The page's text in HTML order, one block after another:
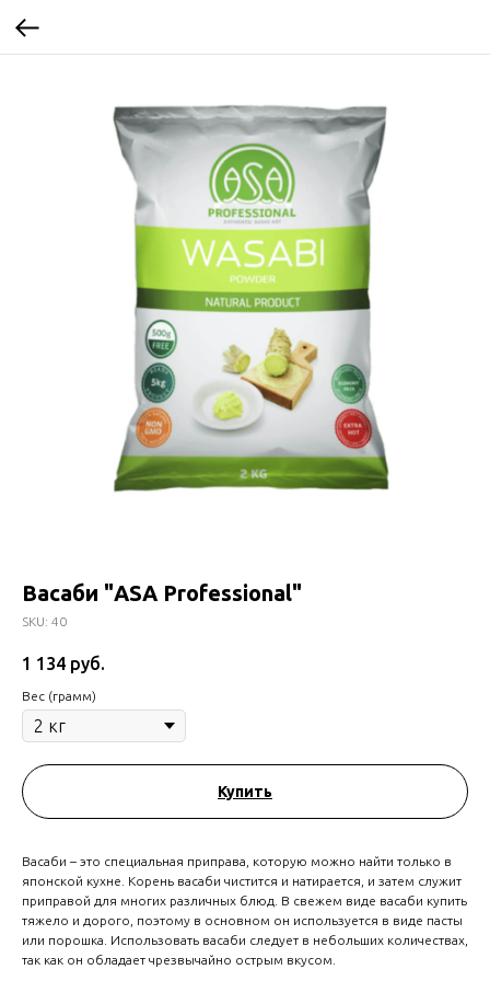
Васаби "ASA Professional"
SKU: 40
1 134 руб.
Вес (грамм)
Купить
Васаби – это специальная приправа, которую можно найти только в
японской кухне. Корень васаби чистится и натирается, и затем служит
приправой для многих различных блюд. В свежем виде васаби купить
тяжело и дорого, поэтому в основном он используется в виде пасты
или порошка. Использовать васаби следует в небольших количествах,
так как он обладает чрезвычайно острым вкусом.